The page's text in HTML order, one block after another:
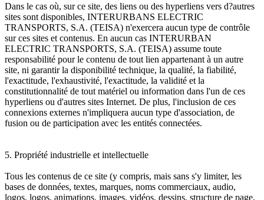
Dans le cas où, sur ce site, des liens ou des hyperliens vers d?autres
sites sont disponibles, INTERURBANS ELECTRIC
TRANSPORTS, S.A. (TEISA) n'exercera aucun type de contrôle
sur ces sites et contenus. En aucun cas INTERURBAN
ELECTRIC TRANSPORTS, S.A. (TEISA) assume toute
responsabilité pour le contenu de tout lien appartenant à un autre
site, ni garantir la disponibilité technique, la qualité, la fiabilité,
l'exactitude, l'exhaustivité, l'exactitude, la validité et la
constitutionnalité de tout matériel ou information dans l'un de ces
hyperliens ou d'autres sites Internet. De plus, l'inclusion de ces
connexions externes n'impliquera aucun type d'association, de
fusion ou de participation avec les entités connectées.
5. Propriété industrielle et intellectuelle
Tous les contenus de ce site (y compris, mais sans s'y limiter, les
bases de données, textes, marques, noms commerciaux, audio,
logos, logos, animations, images, vidéos, dessins, structure de page,